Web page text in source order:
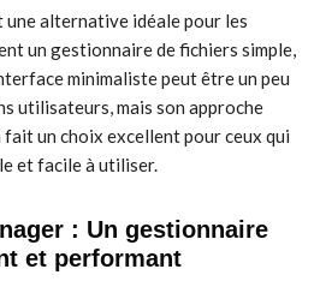
alternative idéale pour les
un gestionnaire de fichiers simple,
minimaliste peut être un peu
utilisateurs, mais son approche
fait un choix excellent pour ceux qui
et facile à utiliser.
: Un gestionnaire
et performant